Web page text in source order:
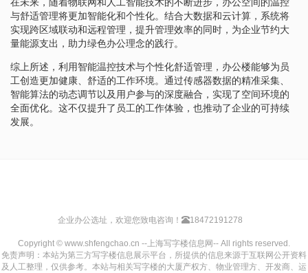
与舒适管理将更加智能化和个性化。结合大数据和云计算，系统将
实现跨区域联动和远程管理，提升管理效率的同时，为企业节约大
量能源支出，助力绿色办公理念的践行。
综上所述，利用智能温控技术与个性化舒适管理，办公楼能够为员
工创造更加健康、舒适的工作环境。通过传感器数据的精准采集、
智能算法的动态调节以及用户参与的深度融合，实现了空间环境的
全面优化。这不仅提升了员工的工作体验，也推动了企业的可持续
发展。
企业办公选址，欢迎您致电咨询！ 18472191278
Copyright © www.shfengchao.cn --上海写字楼信息网-- All rights reserved.
免责声明：本站为第三方写字楼信息展示平台，所提供的信息来源于互联网公开资料
及人工整理，仅供参考。本站与相关写字楼的大厦产权方、物业管理方、开发商、运